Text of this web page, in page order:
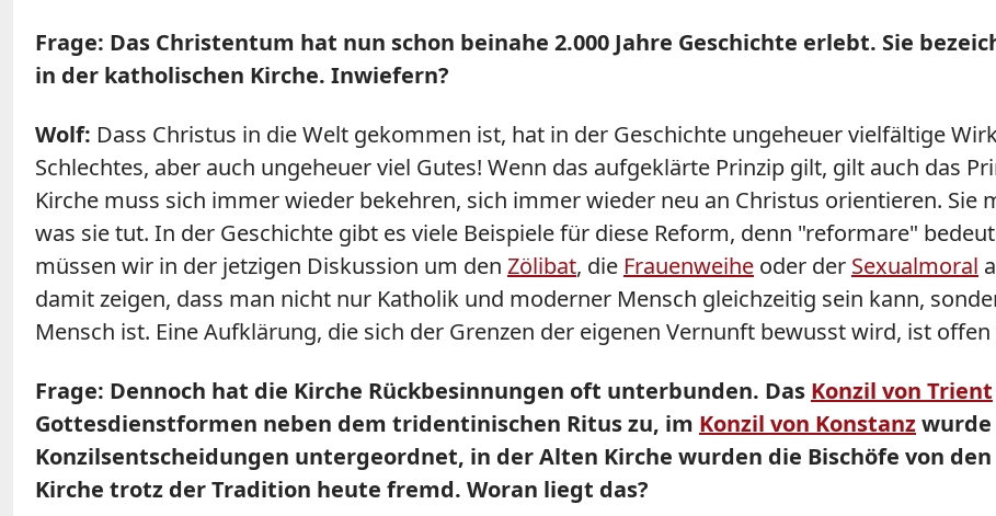
Frage: Das Christentum hat nun schon beinahe 2.000 Jahre Geschichte erlebt. Sie
in der katholischen Kirche. Inwiefern?
Wolf: Dass Christus in die Welt gekommen ist, hat in der Geschichte ungeheuer vielfältige
Schlechtes, aber auch ungeheuer viel Gutes! Wenn das aufgeklärte Prinzip gilt, gilt auch das
Kirche muss sich immer wieder bekehren, sich immer wieder neu an Christus orientieren. Sie
was sie tut. In der Geschichte gibt es viele Beispiele für diese Reform, denn "reformare"
müssen wir in der jetzigen Diskussion um den Zölibat, die Frauenweihe oder der Sexualmoral
damit zeigen, dass man nicht nur Katholik und moderner Mensch gleichzeitig sein kann,
Mensch ist. Eine Aufklärung, die sich der Grenzen der eigenen Vernunft bewusst wird, ist
Frage: Dennoch hat die Kirche Rückbesinnungen oft unterbunden. Das Konzil von Trient
Gottesdienstformen neben dem tridentinischen Ritus zu, im Konzil von Konstanz
Konzilsentscheidungen untergeordnet, in der Alten Kirche wurden die Bischöfe von
Kirche trotz der Tradition heute fremd. Woran liegt das?